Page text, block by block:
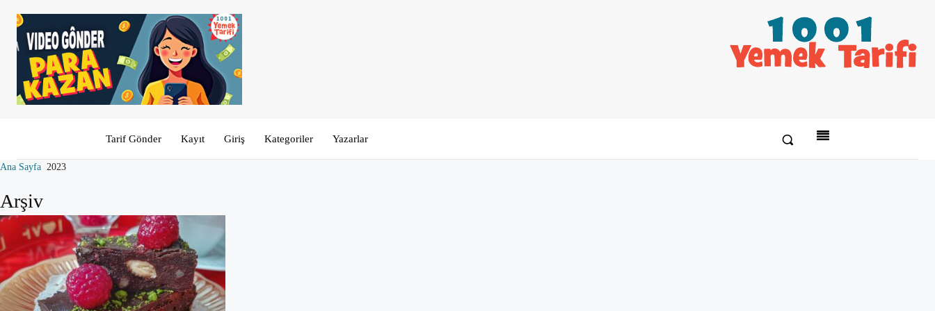
Tarif Gönder Kayıt Giriş Kategoriler Yazarlar
Ana Sayfa 2023
Arşiv